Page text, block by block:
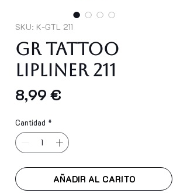
SKU: K-GTL 211
GR TATTOO
LIPLINER 211
8,99 €
Cantidad *
AÑADIR AL CARITO